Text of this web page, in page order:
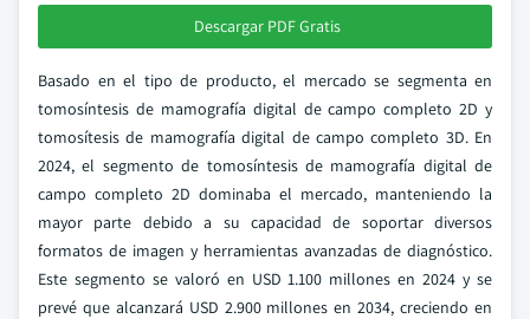
Descargar PDF Gratis
Basado en el tipo de producto, el mercado se segmenta en
tomosíntesis de mamografía digital de campo completo 2D y
tomosítesis de mamografía digital de campo completo 3D. En
2024, el segmento de tomosíntesis de mamografía digital de
campo completo 2D dominaba el mercado, manteniendo la
mayor parte debido a su capacidad de soportar diversos
formatos de imagen y herramientas avanzadas de diagnóstico.
Este segmento se valoró en USD 1.100 millones en 2024 y se
prevé que alcanzará USD 2.900 millones en 2034, creciendo en